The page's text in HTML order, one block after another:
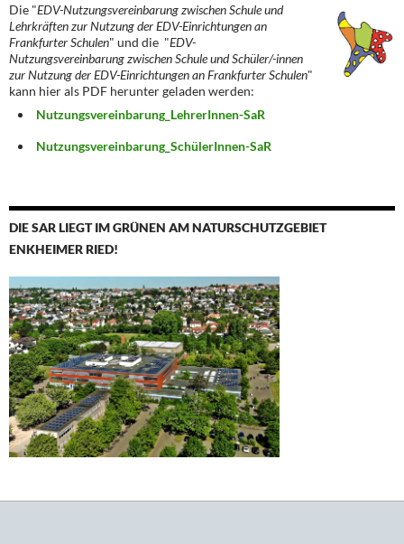
Die "EDV-Nutzungsvereinbarung zwischen Schule und
Lehrkräften zur Nutzung der EDV-Einrichtungen an
Frankfurter Schulen" und die "EDV-
Nutzungsvereinbarung zwischen Schule und Schüler/-innen
zur Nutzung der EDV-Einrichtungen an Frankfurter Schulen"
kann hier als PDF herunter geladen werden:
Nutzungsvereinbarung_LehrerInnen-SaR
Nutzungsvereinbarung_SchülerInnen-SaR
DIE SAR LIEGT IM GRÜNEN AM NATURSCHUTZGEBIET
ENKHEIMER RIED!